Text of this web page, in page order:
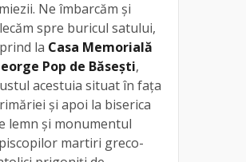
Ne îmbarcăm și
spre buricul satului,
la Casa Memorială
Pop de Băsești,
acestuia situat în fața
și apoi la biserica
lemn și monumentul
martiri greco-